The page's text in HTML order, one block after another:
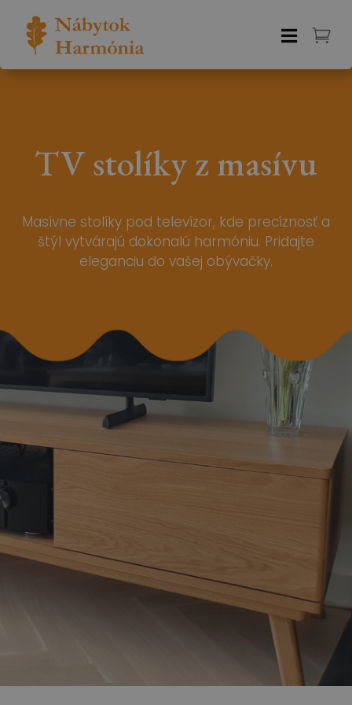
 
TV stolíky z masívu
Masívne stolíky pod televízor, kde precíznosť a
štýl vytvárajú dokonalú harmóniu. Pridajte
eleganciu do vašej obývačky.